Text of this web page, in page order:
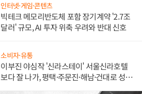
인터넷·게임·콘텐츠
빅테크 메모리반도체 포함 장기계약 '2.7조
달러' 규모, AI 투자 위축 우려와 반대 신호
소비자·유통
이부진 야심작 '신라스테이' 서울신라호텔
보다 잘 나가, 평택·주문진·해남·건대로 성